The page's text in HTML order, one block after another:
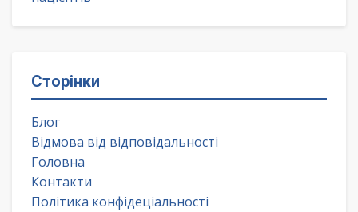
Сторінки
Блог
Відмова від відповідальності
Головна
Контакти
Політика конфідеціальності